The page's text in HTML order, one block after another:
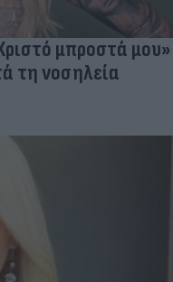
μπροστά μου»
τη νοσηλεία